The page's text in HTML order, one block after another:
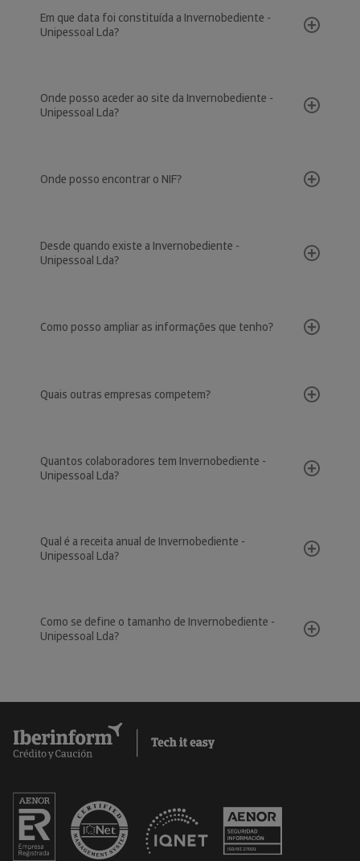
Em que data foi constituída a Invernobediente -
Unipessoal Lda?
Onde posso aceder ao site da Invernobediente -
Unipessoal Lda?
Onde posso encontrar o NIF?
Desde quando existe a Invernobediente -
Unipessoal Lda?
Como posso ampliar as informações que tenho?
Quais outras empresas competem?
Quantos colaboradores tem Invernobediente -
Unipessoal Lda?
Qual é a receita anual de Invernobediente -
Unipessoal Lda?
Como se define o tamanho de Invernobediente -
Unipessoal Lda?